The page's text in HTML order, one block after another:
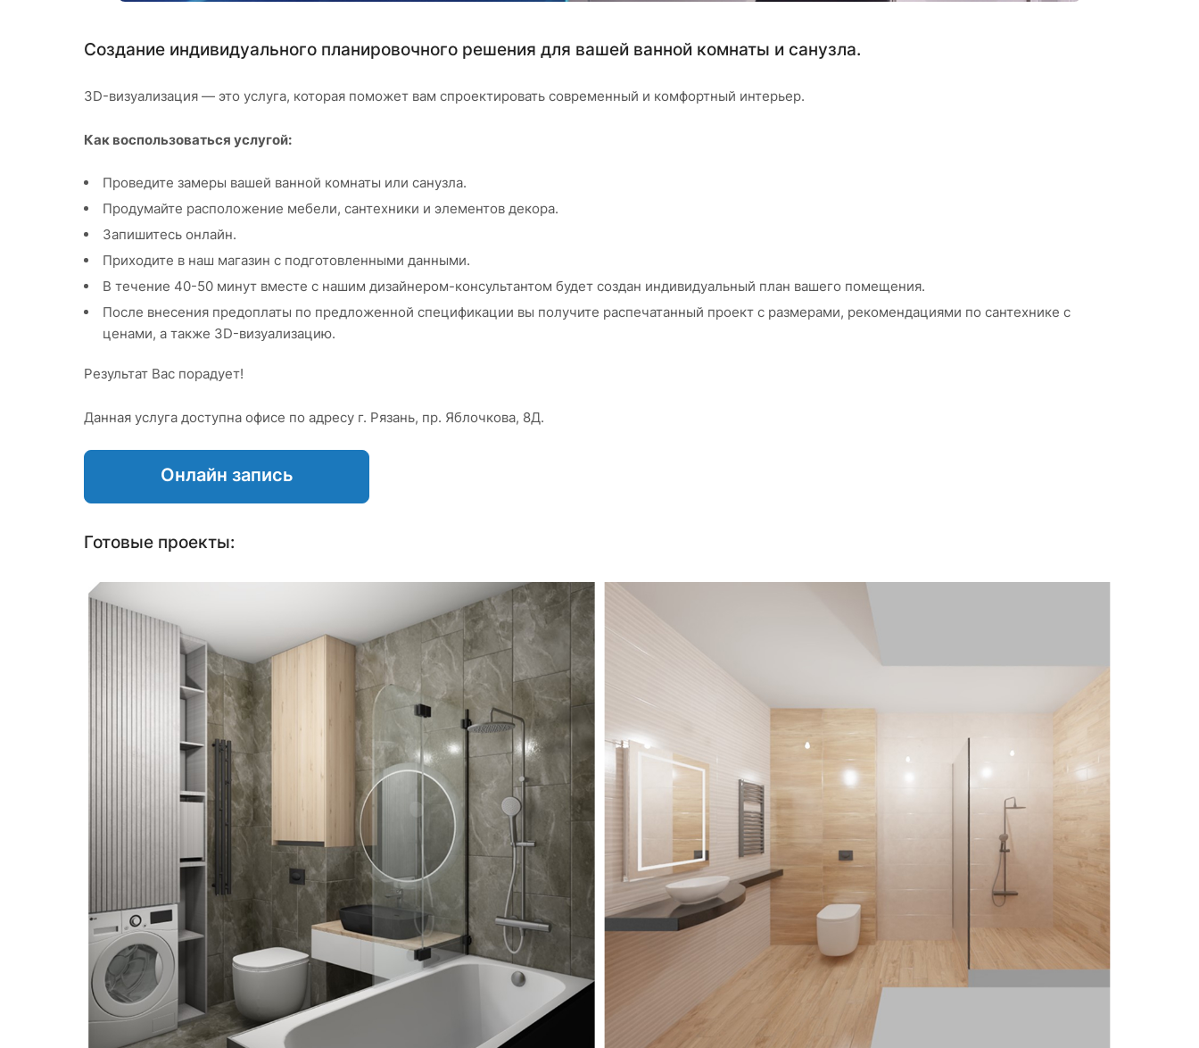
Создание индивидуального планировочного решения для вашей ванной комнаты и санузла.
3D-визуализация — это услуга, которая поможет вам спроектировать современный и комфортный интерьер.
Как воспользоваться услугой:
Проведите замеры вашей ванной комнаты или санузла.
Продумайте расположение мебели, сантехники и элементов декора.
Запишитесь онлайн.
Приходите в наш магазин с подготовленными данными.
В течение 40-50 минут вместе с нашим дизайнером-консультантом будет создан индивидуальный план вашего помещения.
После внесения предоплаты по предложенной спецификации вы получите распечатанный проект с размерами, рекомендациями по сантехнике с
ценами, а также 3D-визуализацию.
Результат Вас порадует!
Данная услуга доступна офисе по адресу г. Рязань, пр. Яблочкова, 8Д.
Онлайн запись
Готовые проекты: